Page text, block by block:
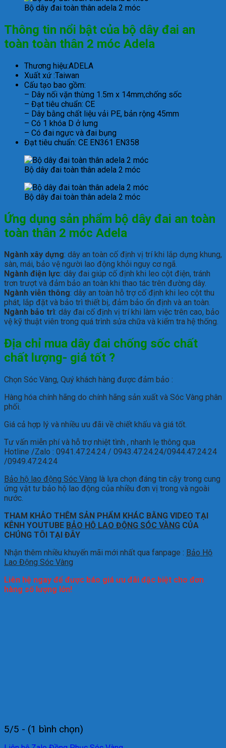
Bộ dây đai toàn thân adela 2 móc
Thông tin nổi bật của bộ dây đai an
toàn toàn thân 2 móc Adela
Thương hiệu:ADELA
Xuất xứ :Taiwan
Cấu tạo bao gồm:
– Dây nối vặn thừng 1.5m x 14mm;chống sốc
– Đạt tiêu chuẩn: CE
– Dây bằng chất liệu vải PE, bản rộng 45mm
– Có 1 khóa D ở lưng
– Có đai ngực và đai bụng
Đạt tiêu chuẩn: CE EN361 EN358
Bộ dây đai toàn thân adela 2 móc
Bộ dây đai toàn thân adela 2 móc
Ứng dụng sản phẩm bộ dây đai an toàn
toàn thân 2 móc Adela
Ngành xây dựng: dây an toàn cố định vị trí khi lắp dựng khung,
sàn, mái, bảo vệ người lao động khỏi nguy cơ ngã.
Ngành điện lực: dây đai giúp cố định khi leo cột điện, tránh
trơn trượt và đảm bảo an toàn khi thao tác trên đường dây.
Ngành viễn thông: dây an toàn hỗ trợ cố định khi leo cột thu
phát, lắp đặt và bảo trì thiết bị, đảm bảo ổn định và an toàn.
Ngành bảo trì: dây đai cố định vị trí khi làm việc trên cao, bảo
vệ kỹ thuật viên trong quá trình sửa chữa và kiểm tra hệ thống.
Địa chỉ mua dây đai chống sốc chất
chất lượng- giá tốt ?
Chọn Sóc Vàng, Quý khách hàng được đảm bảo :
Hàng hóa chính hãng do chính hãng sản xuất và Sóc Vàng phân
phối.
Giá cả hợp lý và nhiều ưu đãi về chiết khấu và giá tốt.
Tư vấn miễn phí và hỗ trợ nhiệt tình , nhanh lẹ thông qua
Hotline /Zalo : 0941.47.24.24 / 0943.47.24.24/0944.47.24.24
/0949.47.24.24
Bảo hộ lao động Sóc Vàng là lựa chọn đáng tin cậy trong cung
ứng vật tư bảo hộ lao động của nhiều đơn vị trong và ngoài
nước.
THAM KHẢO THÊM SẢN PHẨM KHÁC BẰNG VIDEO TẠI
KÊNH YOUTUBE BẢO HỘ LAO ĐỘNG SÓC VÀNG CỦA
CHÚNG TÔI TẠI ĐÂY
Nhận thêm nhiều khuyến mãi mới nhất qua fanpage : Bảo Hộ
Lao Động Sóc Vàng
Liên hệ ngay để được báo giá ưu đãi đặc biệt cho đơn
hàng số lượng lớn!
5/5 - (1 bình chọn)